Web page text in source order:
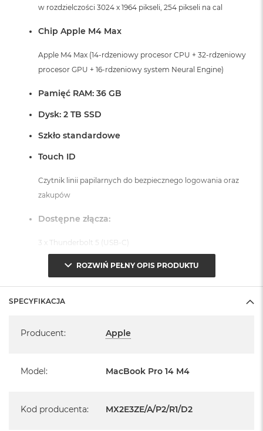
w rozdzielczości 3024 x 1964 pikseli, 254 pikseli na cal
Chip Apple M4 Max
Apple M4 Max (14-rdzeniowy procesor CPU + 32-rdzeniowy
procesor GPU + 16-rdzeniowy system Neural Engine)
Pamięć RAM: 36 GB
Dysk: 2 TB SSD
Szkło standardowe
Touch ID
Czytnik linii papilarnych do bezpiecznego logowania oraz
zakupów
Dostępne złącza:
3 x Thunderbolt 5 (USB-C)
1 x Port HDMI
1 x Gniazdo na kartę SDXC
1 x Gniazdo słuchawkowe 3,5 mm
ROZWIŃ PEŁNY OPIS PRODUKTU
SPECYFIKACJA
Producent: Apple
Model: MacBook Pro 14 M4
Kod producenta: MX2E3ZE/A/P2/R1/D2